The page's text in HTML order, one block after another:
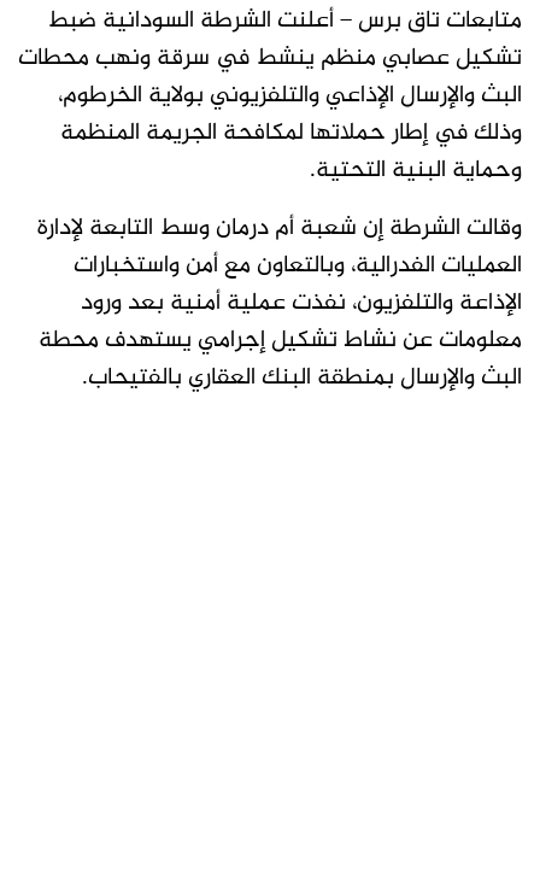
متابعات تاق برس – أعلنت الشرطة السودانية ضبط
تشكيل عصابي منظم ينشط في سرقة ونهب محطات
البث والإرسال الإذاعي والتلفزيوني بولاية الخرطوم،
وذلك في إطار حملاتها لمكافحة الجريمة المنظمة
وحماية البنية التحتية.
وقالت الشرطة إن شعبة أم درمان وسط التابعة لإدارة
العمليات الفدرالية، وبالتعاون مع أمن واستخبارات
الإذاعة والتلفزيون، نفذت عملية أمنية بعد ورود
معلومات عن نشاط تشكيل إجرامي يستهدف محطة
البث والإرسال بمنطقة البنك العقاري بالفتيحاب.